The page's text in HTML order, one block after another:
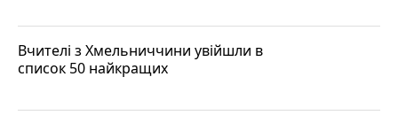
Вчителі з Хмельниччини увійшли в
список 50 найкращих